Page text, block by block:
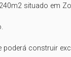
situado em
construir